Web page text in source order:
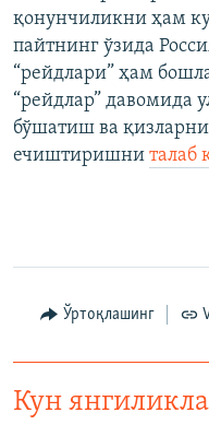
қонунчиликни ҳам
пайтнинг ўзида
“рейдлари” ҳам
“рейдлар” давомида
бўшатиш ва
ечиштиришни талаб
Ўртоқлашинг
Кун